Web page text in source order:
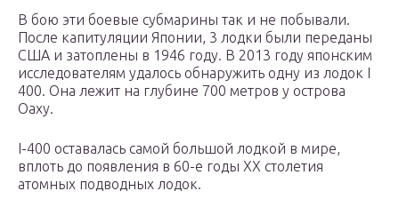
В бою эти боевые субмарины так и не побывали.
После капитуляции Японии, 3 лодки были переданы
США и затоплены в 1946 году. В 2013 году японским
исследователям удалось обнаружить одну из лодок I
400. Она лежит на глубине 700 метров у острова
Оаху.
I-400 оставалась самой большой лодкой в мире,
вплоть до появления в 60-е годы ХХ столетия
атомных подводных лодок.